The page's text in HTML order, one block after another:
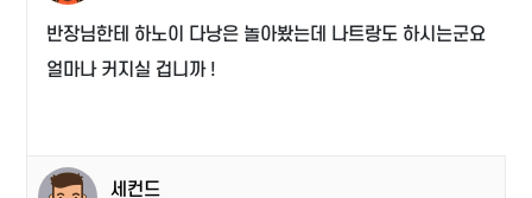
반장님한테 하노이 다낭은 놀아봤는데 나트랑도 하시는군요
얼마나 커지실 겁니까 !
세컨드